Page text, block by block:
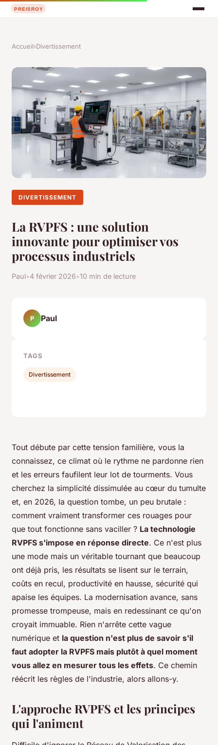
Accueil›Divertissement
DIVERTISSEMENT
La RVPFS : une solution
innovante pour optimiser vos
processus industriels
Paul•4 février 2026•10 min de lecture
Tout débute par cette tension familière, vous la
connaissez, ce climat où le rythme ne pardonne rien
et les erreurs faufilent leur lot de tourments. Vous
cherchez la simplicité dissimulée au cœur du tumulte
et, en 2026, la question tombe, un peu brutale :
comment vraiment transformer ces rouages pour
que tout fonctionne sans vaciller ? La technologie
RVPFS s'impose en réponse directe. Ce n'est plus
une mode mais un véritable tournant que beaucoup
ont déjà pris, les résultats se lisent sur le terrain,
coûts en recul, productivité en hausse, sécurité qui
apaise les équipes. La modernisation avance, sans
promesse trompeuse, mais en redessinant ce qu'on
croyait immuable. Rien n'arrête cette vague
numérique et la question n'est plus de savoir s'il
faut adopter la RVPFS mais plutôt à quel moment
vous allez en mesurer tous les effets. Ce chemin
réécrit les règles de l'industrie, alors allons-y.
L'approche RVPFS et les principes
qui l'animent
P Paul
TAGS
Divertissement